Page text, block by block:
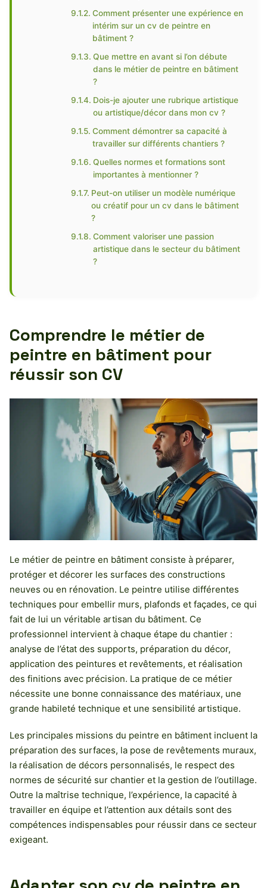
Comment présenter une expérience en
intérim sur un cv de peintre en
bâtiment ?
Que mettre en avant si l’on débute
dans le métier de peintre en bâtiment
?
Dois-je ajouter une rubrique artistique
ou artistique/décor dans mon cv ?
Comment démontrer sa capacité à
travailler sur différents chantiers ?
Quelles normes et formations sont
importantes à mentionner ?
Peut-on utiliser un modèle numérique
ou créatif pour un cv dans le bâtiment
?
Comment valoriser une passion
artistique dans le secteur du bâtiment
?
Comprendre le métier de
peintre en bâtiment pour
réussir son CV
Le métier de peintre en bâtiment consiste à préparer,
protéger et décorer les surfaces des constructions
neuves ou en rénovation. Le peintre utilise différentes
techniques pour embellir murs, plafonds et façades, ce qui
fait de lui un véritable artisan du bâtiment. Ce
professionnel intervient à chaque étape du chantier :
analyse de l’état des supports, préparation du décor,
application des peintures et revêtements, et réalisation
des finitions avec précision. La pratique de ce métier
nécessite une bonne connaissance des matériaux, une
grande habileté technique et une sensibilité artistique.
Les principales missions du peintre en bâtiment incluent la
préparation des surfaces, la pose de revêtements muraux,
la réalisation de décors personnalisés, le respect des
normes de sécurité sur chantier et la gestion de l’outillage.
Outre la maîtrise technique, l’expérience, la capacité à
travailler en équipe et l’attention aux détails sont des
compétences indispensables pour réussir dans ce secteur
exigeant.